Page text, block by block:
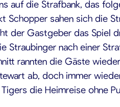
auf die Strafbank, das
Schopper sahen sich die
der Gastgeber das Spiel
Straubinger nach einer
rannten die Gäste
ab, doch immer
die Heimreise ohne